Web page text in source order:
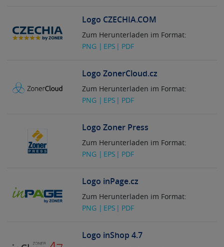
Logo CZECHIA.COM
Zum Herunterladen im Format:
PNG
EPS PDF
Logo ZonerCloud.cz
Zum Herunterladen im Format:
PNG
EPS PDF
Logo Zoner Press
Zum Herunterladen im Format:
PNG
EPS PDF
Logo inPage.cz
Zum Herunterladen im Format:
PNG
EPS PDF
Logo inShop 4.7